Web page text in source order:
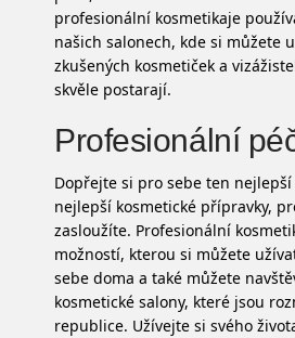
profesionální kosmetikaje
našich salonech, kde si můžete
zkušených kosmetiček a
skvěle postarají.
Profesionální
Dopřejte si pro sebe ten
nejlepší kosmetické přípravky,
zasloužíte. Profesionální
možností, kterou si můžete
sebe doma a také můžete
kosmetické salony, které jsou
republice. Užívejte si svého